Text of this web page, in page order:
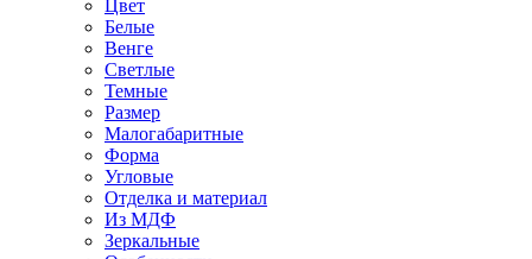
Цвет
Белые
Венге
Светлые
Темные
Размер
Малогабаритные
Форма
Угловые
Отделка и материал
Из МДФ
Зеркальные